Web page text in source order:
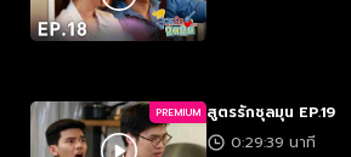
PREMIUM สูตรรักชุลมุน EP.19
0:29:39 นาที